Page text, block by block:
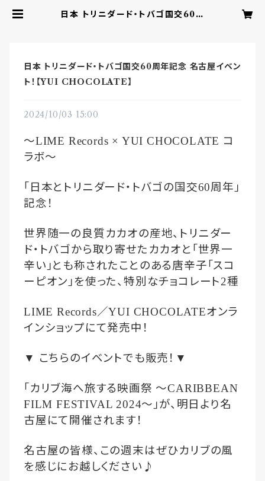
日本 トリニダード・トバゴ国交60周
日本 トリニダード・トバゴ国交60周年記念 名古屋イベン
ト！【YUI CHOCOLATE】
2024/10/03 15:00
〜LIME Records × YUI CHOCOLATE コ
ラボ〜
｢日本とトリニダード・トバゴの国交60周年｣
記念！
世界随一の良質カカオの産地、トリニダー
ド・トバゴから取り寄せたカカオと｢世界一
辛い｣とも称されたことのある唐辛子｢スコ
ーピオン｣を使った、特別なチョコレート2種
LIME Records／YUI CHOCOLATEオンラ
インショップにて発売中！
▼ こちらのイベントでも販売！ ▼
｢カリブ海へ旅する映画祭 ～CARIBBEAN
FILM FESTIVAL 2024～｣が、明日より名
古屋にて開催されます！
名古屋の皆様、この週末はぜひカリブの風
を感じにお越しください♪